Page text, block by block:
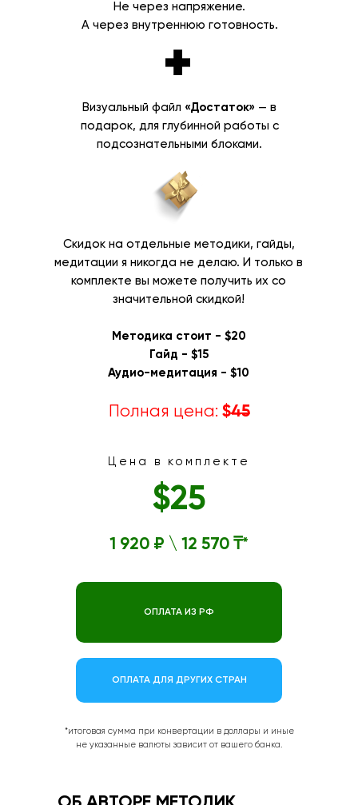
*итоговая сумма при конвертации в доллары и иные
не указанные валюты зависит от вашего банка.
+
Визуальный файл «Достаток» — в
подарок, для глубинной работы с
подсознательными блоками.
$25
Цена в комплекте
Не через напряжение.
А через внутреннюю готовность.
Скидок на отдельные методики, гайды,
медитации я никогда не делаю. И только в
комплекте вы можете получить их со
значительной скидкой!
Методика стоит - $20
Гайд - $15
Аудио-медитация - $10
Полная цена: $45
ОПЛАТА ДЛЯ ДРУГИХ СТРАН
1 920 ₽ \ 12 570 ₸*
ОПЛАТА ИЗ РФ